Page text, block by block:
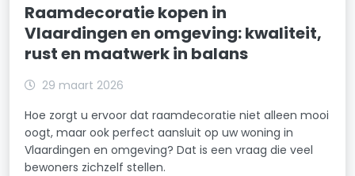
Raamdecoratie kopen in
Vlaardingen en omgeving: kwaliteit,
rust en maatwerk in balans
29 maart 2026
Hoe zorgt u ervoor dat raamdecoratie niet alleen mooi
oogt, maar ook perfect aansluit op uw woning in
Vlaardingen en omgeving? Dat is een vraag die veel
bewoners zichzelf stellen.